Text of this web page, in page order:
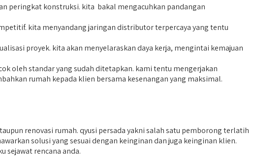
peringkat konstruksi. kita bakal mengacuhkan pandangan
kita menyandang jaringan distributor terpercaya yang tentu
proyek. kita akan menyelaraskan daya kerja, mengintai kemajuan
oleh standar yang sudah ditetapkan. kami tentu mengerjakan
rumah kepada klien bersama kesenangan yang maksimal.
renovasi rumah. qyusi persada yakni salah satu pemborong terlatih
solusi yang sesuai dengan keinginan dan juga keinginan klien.
sejawat rencana anda.